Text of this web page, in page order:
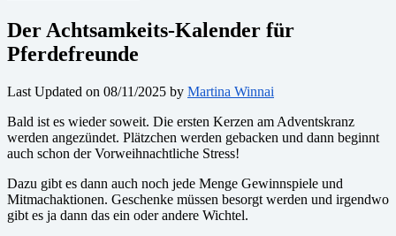
Der Achtsamkeits-Kalender für
Pferdefreunde
Last Updated on 08/11/2025 by Martina Winnai
Bald ist es wieder soweit. Die ersten Kerzen am Adventskranz
werden angezündet. Plätzchen werden gebacken und dann beginnt
auch schon der Vorweihnachtliche Stress!
Dazu gibt es dann auch noch jede Menge Gewinnspiele und
Mitmachaktionen. Geschenke müssen besorgt werden und irgendwo
gibt es ja dann das ein oder andere Wichtel.